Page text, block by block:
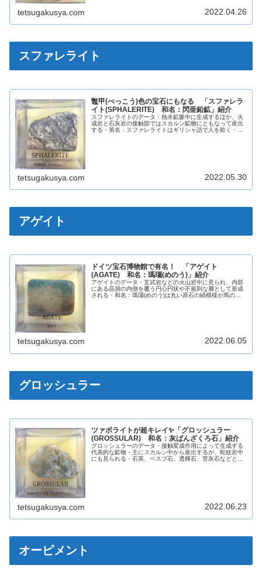
tetsugakusya.com 2022.04.26
スファレライト
鼈甲(べっこう)色の宝石にもなる 「スファレラ
イト(SPHALERITE) 和名：閃亜鉛鉱」紹介
スファレライトのデータ・熱水鉱脈中に生成するほか、火
成岩と石灰岩の接触部ではスカルン鉱物にともなって産出
する・英名：スファレライトはギリシャ語で人を欺く・誤
tetsugakusya.com 2022.05.30
アゲイト
ドイツ宝石博物館で有名！ 「アゲイト
(AGATE) 和名：瑪瑙(めのう)」紹介
アゲイトのデータ・玄武岩などの火山岩中に見られ、内部
にある晶洞の内側を覆う円心円状や不規則な層として形成
される・和名：瑪瑙(めのう)は丸い原石の縞模様が馬の脳
tetsugakusya.com 2022.06.05
グロッシュラー
ツァボライトが超キレイ✨「グロッシュラー
(GROSSULAR) 和名：灰ばんざくろ石」紹介
グロッシュラーのデータ・接触変成作用によって生成する
代表的な鉱物・主にスカルン中から産出するが、蛇紋岩中
にも見られる・石英、ベスブ石、透輝石、苦灰石などと共
tetsugakusya.com 2022.06.23
オーピメント